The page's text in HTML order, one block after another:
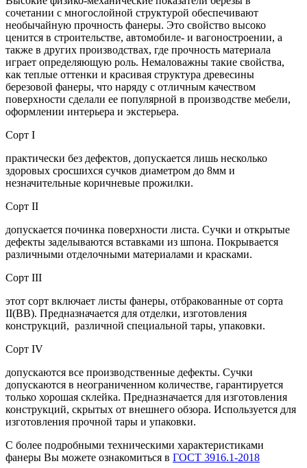
сочетании с многослойной структурой обеспечивают
необычайную прочность фанеры. Это свойство высоко
ценится в строительстве, автомобиле- и вагоностроении, а
также в других производствах, где прочность материала
играет определяющую роль. Немаловажны такие свойства,
как теплые оттенки и красивая структура древесины
березовой фанеры, что наряду с отличным качеством
поверхности сделали ее популярной в производстве мебели,
оформлении интерьера и экстерьера.
Сорт I
практически без дефектов, допускается лишь несколько
здоровых сросшихся сучков диаметром до 8мм и
незначительные коричневые прожилки.
Сорт II
допускается починка поверхности листа. Сучки и открытые
дефекты заделываются вставками из шпона. Покрывается
различными отделочными материалами и красками.
Сорт III
этот сорт включает листы фанеры, отбракованные от сорта
II(ВВ). Предназначается для отделки, изготовления
конструкций, различной специальной тары, упаковки.
Сорт IV
допускаются все производственные дефекты. Сучки
допускаются в неограниченном количестве, гарантируется
только хорошая склейка. Предназначается для изготовления
конструкций, скрытых от внешнего обзора. Используется для
изготовления прочной тары и упаковки.
С более подробными техническими характеристиками
фанеры Вы можете ознакомиться в ГОСТ 3916.1-2018